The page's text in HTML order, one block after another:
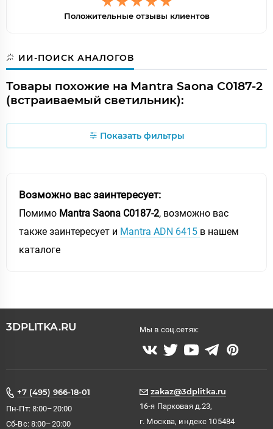
Положительные отзывы клиентов
ИИ-ПОИСК АНАЛОГОВ
Товары похожие на Mantra Saona C0187-2
(встраиваемый светильник):
Показать фильтры
Возможно вас заинтересует:
Помимо Mantra Saona C0187-2, возможно вас
также заинтересует и Mantra ADN 6415 в нашем
каталоге
3DPLITKA.RU Мы в соц.сетях:
+7 (495) 966-18-01
Пн-Пт: 8:00–20:00
Сб-Вс: 8:00–20:00
zakaz@3dplitka.ru
16-я Парковая д.23,
г. Москва, индекс 105484